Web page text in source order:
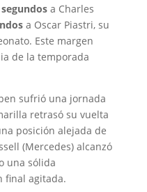
a Charles
a Oscar Piastri, su
. Este margen
de la temporada
sufrió una jornada
retrasó su vuelta
posición alejada de
(Mercedes) alcanzó
una sólida
final agitada.